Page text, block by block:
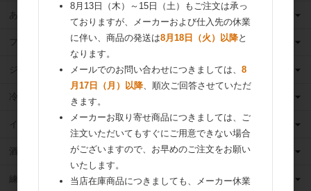
あんこ
フルーツ（果物）缶詰
ジャム
冷凍フルーツ
イースト・酵母
酒類
練乳
8月13日（木）～15日（土）もご注文は承っ
ておりますが、メーカーおよび仕入先の休業
に伴い、商品の発送は8月18日（火）以降と
なります。
メールでのお問い合わせにつきましては、 8
月17日（月）以降、順次ご回答させていただ
きます。
メーカーお取り寄せ商品につきましては、ご
注文いただいてもすぐにご用意できない場合
がございますので、お早めのご注文をお願い
いたします。
当店在庫商品につきましても、メーカー休業